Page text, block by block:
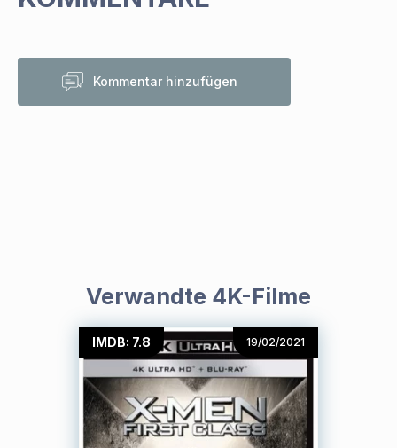
Kommentar hinzufügen
Verwandte 4K-Filme
IMDB: 7.8 19/02/2021